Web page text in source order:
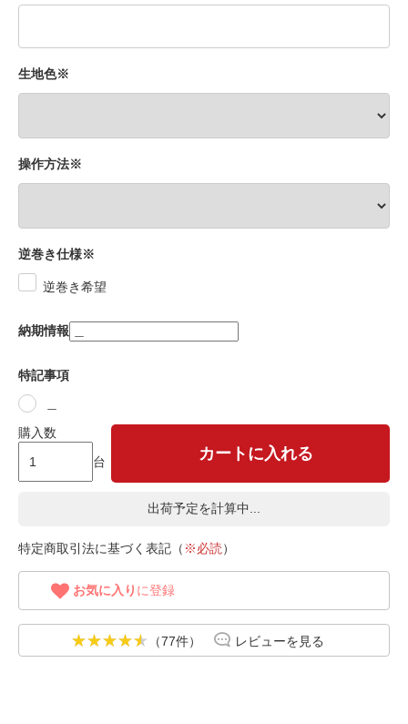
生地色※
操作方法※
逆巻き仕様※
逆巻き希望
納期情報
特記事項
購入数
台
カートに入れる
出荷予定を計算中...
特定商取引法に基づく表記（ ※必読）
お気に入り に登録
（77件） レビューを見る